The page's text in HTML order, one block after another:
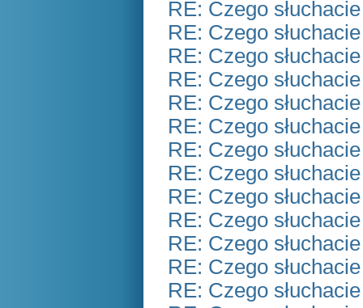
RE: Czego
RE: Czego
RE: Czego
RE: Czego
RE: Czego
RE: Czego
RE: Czego
RE: Czego
RE: Czego
RE: Czego
RE: Czego
RE: Czego
RE: Czego